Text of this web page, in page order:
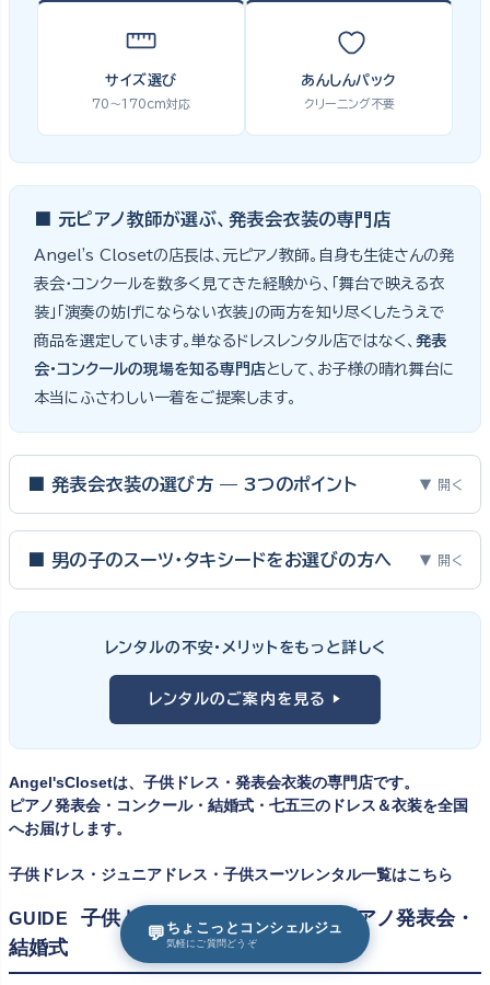
サイズ選び
70〜170cm対応
あんしんパック
クリーニング不要
■ 元ピアノ教師が選ぶ、発表会衣装の専門店
Angel's Closetの店長は、元ピアノ教師。自身も生徒さんの発
表会・コンクールを数多く見てきた経験から、「舞台で映える衣
装」「演奏の妨げにならない衣装」の両方を知り尽くしたうえで
商品を選定しています。単なるドレスレンタル店ではなく、 発表
会・コンクールの現場を知る専門店として、お子様の晴れ舞台に
本当にふさわしい一着をご提案します。
■ 発表会衣装の選び方 — 3つのポイント ▼ 開く
ピアノ発表会・バイオリン発表会・コンクールの舞台は、お子様にと
って特別な一日。元ピアノ教師としての経験から、衣装選びで大切
① サイズは"ジャストフィット"を選ぶ
舞台上で最も美しく見えるのは、お子様の体にきちんと合ったサ
イズのドレス・スーツです。「大きめを買って長く着せたい」という
何よりお子様を輝かせます。レンタルなら、その時のジャストサイ
ズを遠慮なく選べるのが最大のメリット。胸囲・身丈の正しい測り
② 舞台で映える色・楽器に合うデザインを選ぶ
発表会の舞台は照明が強く、客席からは意外と色味が飛んで見え
ます。ネイビー・ブラック・深みのあるジュエルカラーはホールの照
■ 男の子のスーツ・タキシードをお選びの方へ ▼ 開く
向け、スリーピーススーツやベストスタイルは合唱・アンサンブル向
けと、シーンで使い分けるのがおすすめです。詳しくは
ツ・タキシード一覧
レンタルの不安・メリットをもっと詳しく
レンタルのご案内を見る ▶
Angel'sClosetは、子供ドレス・発表会衣装の専門店です。
ピアノ発表会・コンクール・結婚式・七五三のドレス＆衣装を全国
へお届けします。
子供ドレス・ジュニアドレス・子供スーツレンタル一覧はこちら
GUIDE
子供ドレスの選び方ガイド｜ピアノ発表会・
結婚式
💬 ちょこっとコンシェルジュ
気軽にご質問どうぞ